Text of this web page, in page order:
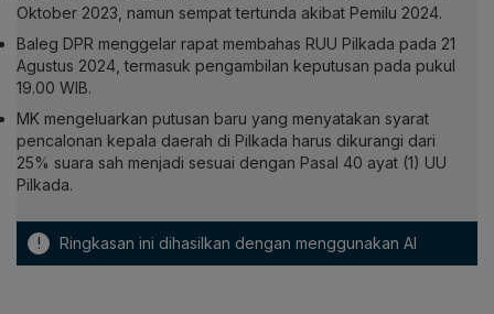
Oktober 2023, namun sempat tertunda akibat Pemilu 2024.
Baleg DPR menggelar rapat membahas RUU Pilkada pada 21
Agustus 2024, termasuk pengambilan keputusan pada pukul
19.00 WIB.
MK mengeluarkan putusan baru yang menyatakan syarat
pencalonan kepala daerah di Pilkada harus dikurangi dari
25% suara sah menjadi sesuai dengan Pasal 40 ayat (1) UU
Pilkada.
! Ringkasan ini dihasilkan dengan menggunakan AI